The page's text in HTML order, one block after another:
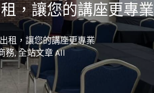
，讓您的講座更專業
租，讓您的講座更專業
務,全站文章 All